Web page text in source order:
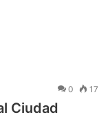
0 17
Ciudad